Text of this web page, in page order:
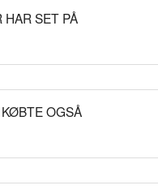
HAR SET PÅ
OGSÅ